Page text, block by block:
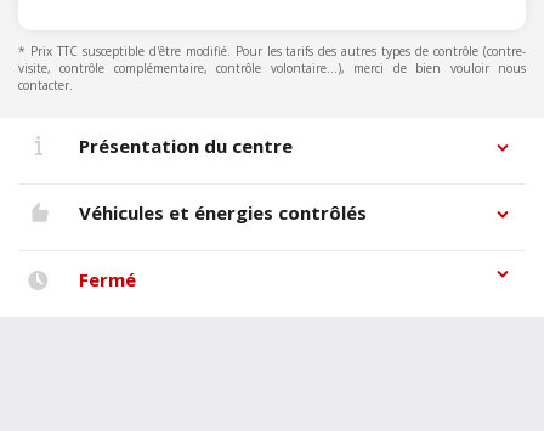
* Prix TTC susceptible d'être modifié. Pour les tarifs des autres types de contrôle (contre-
visite, contrôle complémentaire, contrôle volontaire...), merci de bien vouloir nous
contacter.
Présentation du centre
Véhicules et énergies contrôlés
Fermé